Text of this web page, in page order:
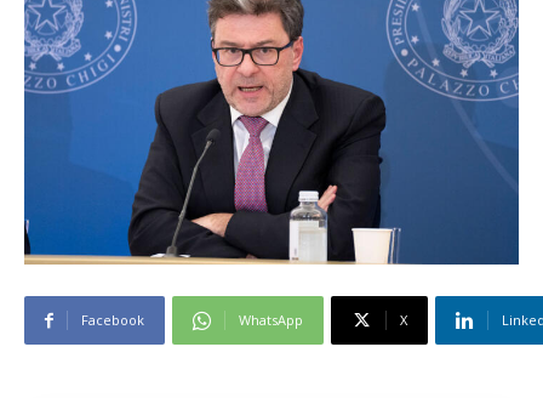
Facebook WhatsApp X